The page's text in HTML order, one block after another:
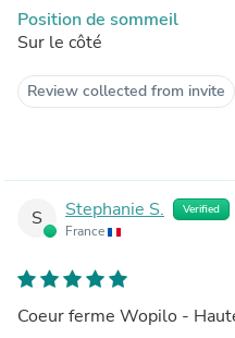
Position de sommeil
Sur le côté
Review collected from invite
S Stephanie S. Verified
France
Coeur ferme Wopilo -